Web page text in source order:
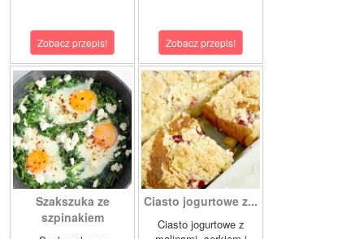
Zobacz przepis! Zobacz przepis!
Szakszuka ze
szpinakiem
Ciasto jogurtowe z...
Ciasto jogurtowe z